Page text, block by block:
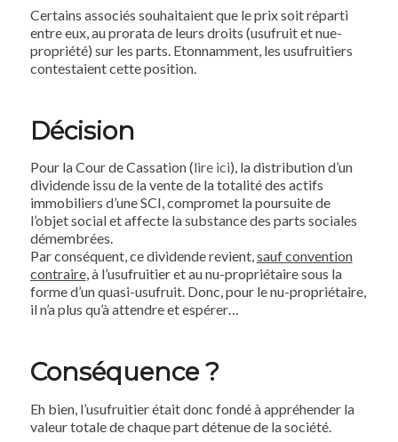
Certains associés souhaitaient que le prix soit réparti
entre eux, au prorata de leurs droits (usufruit et nue-
propriété) sur les parts. Etonnamment, les usufruitiers
contestaient cette position.
Décision
Pour la Cour de Cassation (lire ici), la distribution d’un
dividende issu de la vente de la totalité des actifs
immobiliers d’une SCI, compromet la poursuite de
l’objet social et affecte la substance des parts sociales
démembrées.
Par conséquent, ce dividende revient,sauf convention
contraire, à l’usufruitier et au nu-propriétaire sous la
forme d’un quasi-usufruit. Donc, pour le nu-propriétaire,
il n’a plus qu’à attendre et espérer…
Conséquence ?
Eh bien, l’usufruitier était donc fondé à appréhender la
valeur totale de chaque part détenue de la société.